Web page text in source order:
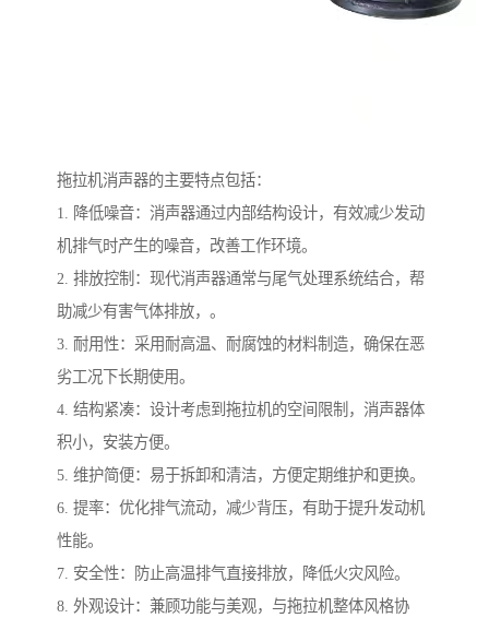
拖拉机消声器的主要特点包括：
1. 降低噪音：消声器通过内部结构设计，有效减少发动
机排气时产生的噪音，改善工作环境。
2. 排放控制：现代消声器通常与尾气处理系统结合，帮
助减少有害气体排放，。
3. 耐用性：采用耐高温、耐腐蚀的材料制造，确保在恶
劣工况下长期使用。
4. 结构紧凑：设计考虑到拖拉机的空间限制，消声器体
积小，安装方便。
5. 维护简便：易于拆卸和清洁，方便定期维护和更换。
6. 提率：优化排气流动，减少背压，有助于提升发动机
性能。
7. 安全性：防止高温排气直接排放，降低火灾风险。
8. 外观设计：兼顾功能与美观，与拖拉机整体风格协